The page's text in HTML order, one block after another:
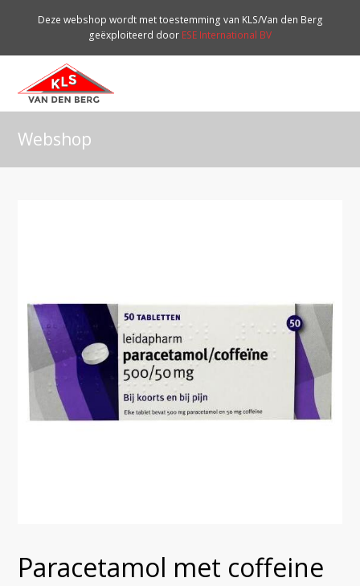
Deze webshop wordt met toestemming van KLS/Van den Berg
geëxploiteerd door ESE International BV
Webshop
Paracetamol met coffeine